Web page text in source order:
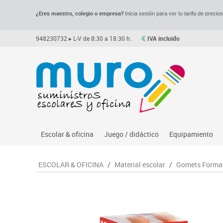
¿Eres maestro, colegio o empresa?Inicia sesión para ver tu tarifa de precios.
948230732 ▸ L-V de 8:30 a 18:30 h. IVA incluido
Escolar & oficina
Archivo
Juego / didáctico
Asociación y atención
Espacios multisensoriales
Equipamiento
Despachos y
Percheros,
ESCOLAR & OFICINA / Material escolar / Gomets